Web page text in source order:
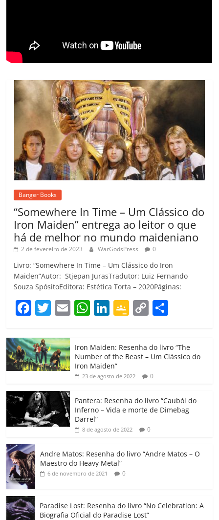
m
Banger Books
“Somewhere In Time – Um Clássico do
Iron Maiden” entrega ao leitor o que
há de melhor no mundo maideniano
2 de fevereiro de 2023 WarGodsPress 0
Livro: “Somewhere In Time – Um Clássico do Iron
Maiden”Autor: Stjepan JurasTradutor: Luiz Fernando
Souza SpósitoEditora: Estética Torta – 2020Páginas:
F
c
e
b
o
o
k
T
itt
er
E W
at
s
A
p
Li
e
dI
G
gl
e
Cl
a
ss
ro
o
C
p
y
Li
k
m
p
h
ar
Iron Maiden: Resenha do livro “The
Number of the Beast – Um Clássico do
Iron Maiden”
23 de agosto de 2022 0
Pantera: Resenha do livro “Caubói do
Inferno – Vida e morte de Dimebag
Darrel”
8 de agosto de 2022 0
Andre Matos: Resenha do livro “Andre Matos – O
Maestro do Heavy Metal”
6 de novembro de 2021 0
Paradise Lost: Resenha do livro “No Celebration: A
Biografia Oficial do Paradise Lost”